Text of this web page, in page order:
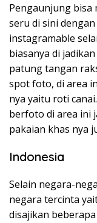
Pengaunjung bisa
seru di sini
instagramable
biasanya di
patung tangan
spot foto, di area
nya yaitu roti
berfoto di area ini
pakaian khas nya
Indonesia
Selain negara-
negara tercinta
disajikan